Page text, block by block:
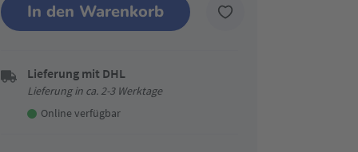
In den Warenkorb
Lieferung mit DHL
Lieferung in ca. 2-3 Werktage
Online verfügbar